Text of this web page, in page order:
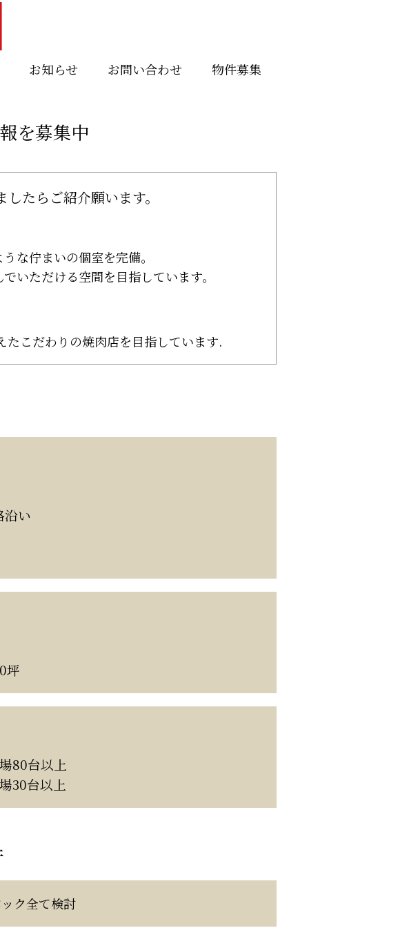
お知らせ お問い合わせ 物件募集
を募集中
たらご紹介願います。
な佇まいの個室を完備。
いただける空間を目指しています。
こだわりの焼肉店を目指しています.
沿い
坪
台以上
30台以上
ク全て検討